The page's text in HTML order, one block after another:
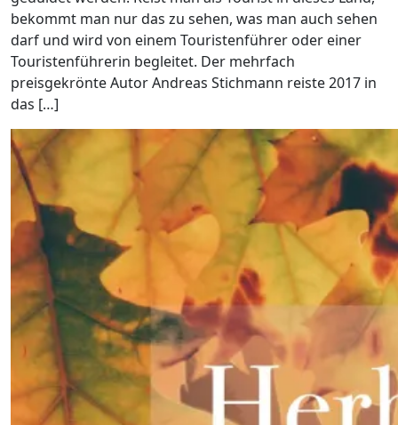
bekommt man nur das zu sehen, was man auch sehen
darf und wird von einem Touristenführer oder einer
Touristenführerin begleitet. Der mehrfach
preisgekrönte Autor Andreas Stichmann reiste 2017 in
das […]